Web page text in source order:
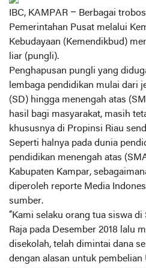
IBC, KAMPAR – Berbagai
Pemerintahan Pusat melalui
Kebudayaan (Kemendikbud)
liar (pungli).
Penghapusan pungli yang
lembaga pendidikan mulai dari
(SD) hingga menengah atas
hasil bagi masyarakat, masih
khususnya di Propinsi Riau
Seperti halnya pada dunia
pendidikan menengah atas
Kabupaten Kampar,
diperoleh reporte Media
sumber.
“Kami selaku orang tua siswa
Raja pada Desember 2018 lalu
disekolah, telah dimintai dana
dengan alasan untuk